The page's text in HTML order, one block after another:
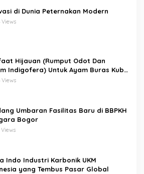
di Dunia Peternakan Modern
Views
Hijauan (Rumput Odot Dan
Indigofera) Untuk Ayam Buras Kub
Views
Umbaran Fasilitas Baru di BBPKH
Bogor
Views
Indo Industri Karbonik UKM
yang Tembus Pasar Global